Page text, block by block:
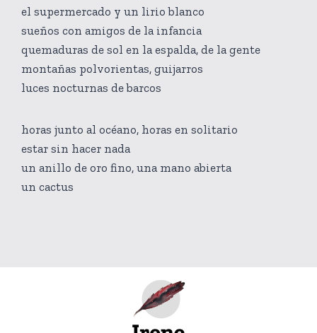
el supermercado y un lirio blanco
sueños con amigos de la infancia
quemaduras de sol en la espalda, de la gente
montañas polvorientas, guijarros
luces nocturnas de barcos
horas junto al océano, horas en solitario
estar sin hacer nada
un anillo de oro fino, una mano abierta
un cactus